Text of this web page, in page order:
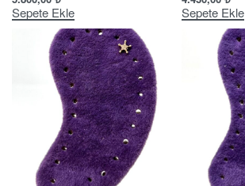
Sepete Ekle Sepete Ekle